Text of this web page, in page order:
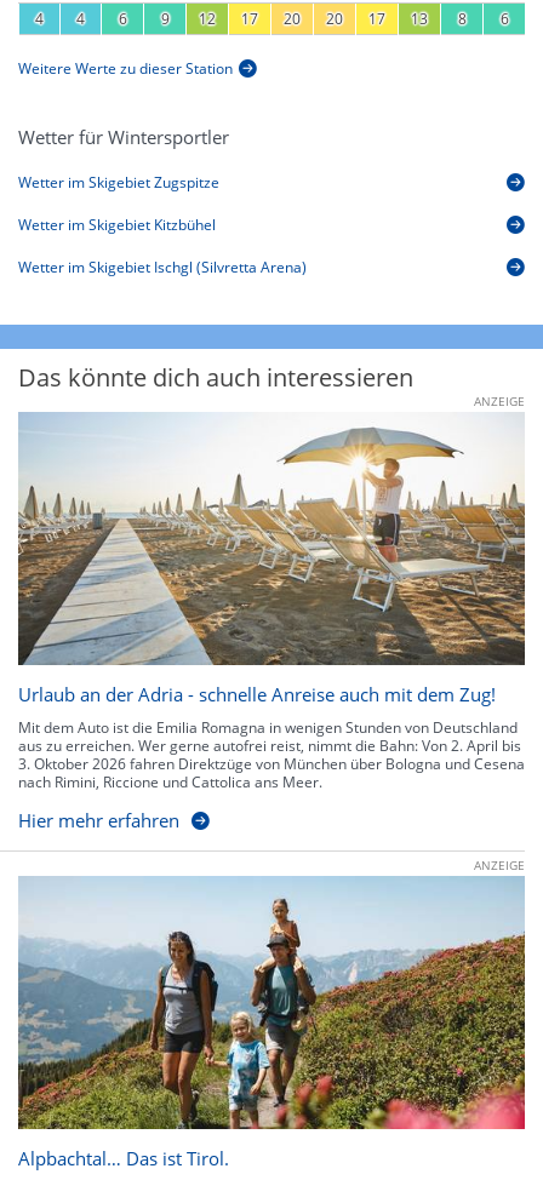
4 4 6 9 12 17 20 20 17 13 8 6
Weitere Werte zu dieser Station
Wetter für Wintersportler
Wetter im Skigebiet Zugspitze
Wetter im Skigebiet Kitzbühel
Wetter im Skigebiet Ischgl (Silvretta Arena)
Das könnte dich auch interessieren
ANZEIGE
Urlaub an der Adria - schnelle Anreise auch mit dem Zug!
Mit dem Auto ist die Emilia Romagna in wenigen Stunden von Deutschland
aus zu erreichen. Wer gerne autofrei reist, nimmt die Bahn: Von 2. April bis
3. Oktober 2026 fahren Direktzüge von München über Bologna und Cesena
nach Rimini, Riccione und Cattolica ans Meer.
Hier mehr erfahren
ANZEIGE
Alpbachtal… Das ist Tirol.